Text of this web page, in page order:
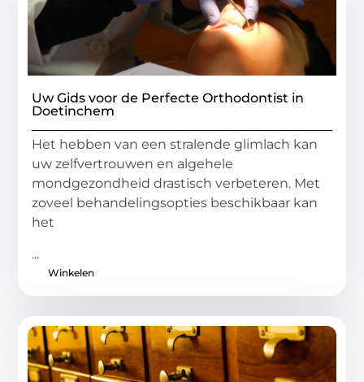
Uw Gids voor de Perfecte Orthodontist in
Doetinchem
Het hebben van een stralende glimlach kan
uw zelfvertrouwen en algehele
mondgezondheid drastisch verbeteren. Met
zoveel behandelingsopties beschikbaar kan
het
...
Winkelen